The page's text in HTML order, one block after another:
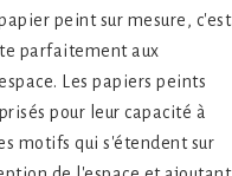
peint sur mesure, c'est
parfaitement aux
Les papiers peints
pour leur capacité à
motifs qui s'étendent sur